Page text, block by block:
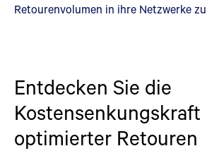
Retourenvolumen in ihre Netzwerke
Entdecken Sie die
Kostensenkungskraft
optimierter Retouren